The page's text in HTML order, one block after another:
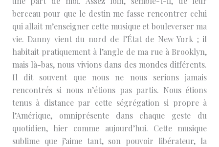
berceau pour que le destin me fasse rencontrer celui
qui allait m’enseigner cette musique et bouleverser ma
vie. Danny vient du nord de l’État de New York ; il
habitait pratiquement à l’angle de ma rue à Brooklyn,
mais là-bas, nous vivions dans des mondes différents.
Il dit souvent que nous ne nous serions jamais
rencontrés si nous n’étions pas partis. Nous étions
tenus à distance par cette ségrégation si propre à
l’Amérique, omniprésente dans chaque geste du
quotidien, hier comme aujourd’hui. Cette musique
sublime que j’aime tant, son pouvoir libérateur, la